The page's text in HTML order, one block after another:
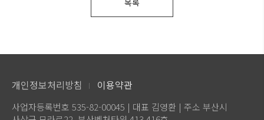
목록
개인정보처리방침 이용약관
사업자등록번호 535-82-00045 | 대표 김영환 | 주소 부산시